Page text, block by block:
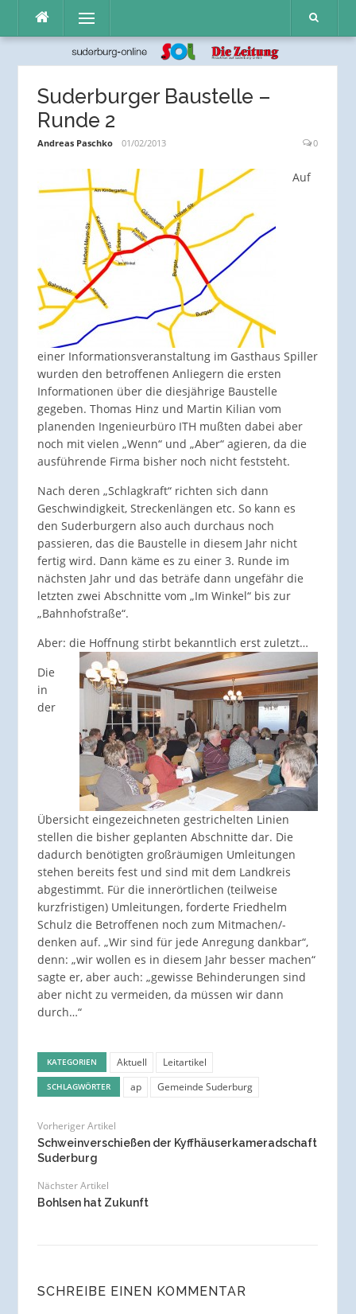
Inhalt
Menü
Suderburger Baustelle –
Runde 2
Andreas Paschko 01/02/2013 0
Auf
einer Informationsveranstaltung im Gasthaus Spiller
wurden den betroffenen Anliegern die ersten
Informationen über die diesjährige Baustelle
gegeben. Thomas Hinz und Martin Kilian vom
planenden Ingenieurbüro ITH mußten dabei aber
noch mit vielen „Wenn“ und „Aber“ agieren, da die
ausführende Firma bisher noch nicht feststeht.
Nach deren „Schlagkraft“ richten sich dann
Geschwindigkeit, Streckenlängen etc. So kann es
den Suderburgern also auch durchaus noch
passieren, das die Baustelle in diesem Jahr nicht
fertig wird. Dann käme es zu einer 3. Runde im
nächsten Jahr und das beträfe dann ungefähr die
letzten zwei Abschnitte vom „Im Winkel“ bis zur
„Bahnhofstraße“.
Aber: die Hoffnung stirbt bekanntlich erst zuletzt…
Die
in
der
Übersicht eingezeichneten gestrichelten Linien
stellen die bisher geplanten Abschnitte dar. Die
dadurch benötigten großräumigen Umleitungen
stehen bereits fest und sind mit dem Landkreis
abgestimmt. Für die innerörtlichen (teilweise
kurzfristigen) Umleitungen, forderte Friedhelm
Schulz die Betroffenen noch zum Mitmachen/-
denken auf. „Wir sind für jede Anregung dankbar“,
denn: „wir wollen es in diesem Jahr besser machen“
sagte er, aber auch: „gewisse Behinderungen sind
aber nicht zu vermeiden, da müssen wir dann
durch…“
KATEGORIEN Aktuell Leitartikel
SCHLAGWÖRTER ap Gemeinde Suderburg
Vorheriger Artikel
Schweinverschießen der Kyffhäuserkameradschaft
Suderburg
Nächster Artikel
Bohlsen hat Zukunft
SCHREIBE EINEN KOMMENTAR